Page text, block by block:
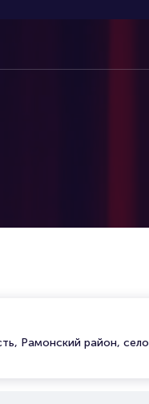
Рамонский район, село